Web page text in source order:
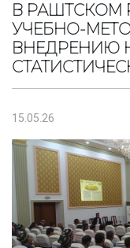
В РАШТСКОМ
УЧЕБНО-
ВНЕДРЕНИЮ
15.05.26